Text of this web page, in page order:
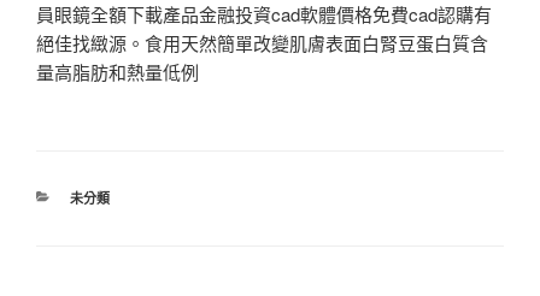
員眼鏡全額下載產品金融投資cad軟體價格免費cad認購有
絕佳找緻源。食用天然簡單改變肌膚表面白腎豆蛋白質含
量高脂肪和熱量低例
分
未分類